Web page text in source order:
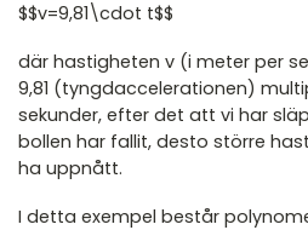
$$v=9,81\cdot t$$
där hastigheten v (i meter per
9,81 (tyngdaccelerationen)
sekunder, efter det att vi har
bollen har fallit, desto större
ha uppnått.
I detta exempel består